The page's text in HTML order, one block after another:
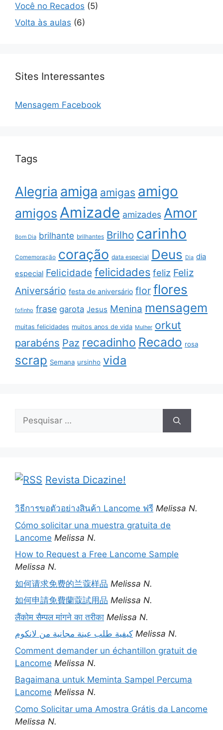
Você no Recados (5)
Volta às aulas (6)
Sites Interessantes
Mensagem Facebook
Tags
Alegria amiga amigas amigo
amigos Amizade amizades Amor
Bom Dia brilhante brilhantes Brilho carinho
Comemoração coração data especial Deus Dia dia
especial Felicidade felicidades feliz Feliz
Aniversário festa de aniversário flor flores
fofinho frase garota Jesus Menina mensagem
muitas felicidades muitos anos de vida Mulher orkut
parabéns Paz recadinho Recado rosa
scrap Semana ursinho vida
Pesquisar
Revista Dicazine!
วิธีการขอตัวอย่างสินค้า Lancome ฟรี Melissa N.
Cómo solicitar una muestra gratuita de
Lancome Melissa N.
How to Request a Free Lancome Sample
Melissa N.
如何请求免费的兰蔻样品 Melissa N.
如何申請免費蘭蔻試用品 Melissa N.
लैंकोम सैम्पल मांगने का तरीका Melissa N.
كيفية طلب عينة مجانية من لانكوم Melissa N.
Comment demander un échantillon gratuit de
Lancome Melissa N.
Bagaimana untuk Meminta Sampel Percuma
Lancome Melissa N.
Como Solicitar uma Amostra Grátis da Lancome
Melissa N.